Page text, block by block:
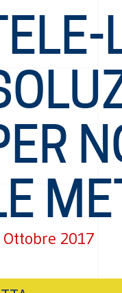
Ottobre 2017